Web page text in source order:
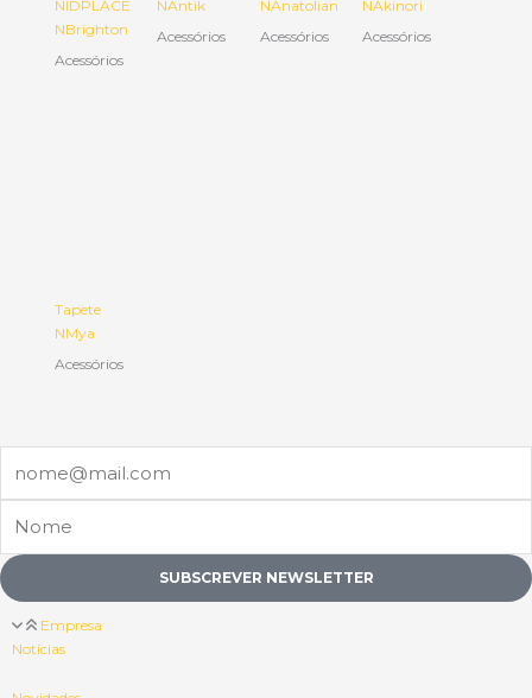
NIDPLACE
NBrighton
Acessórios
NAntik
Acessórios
NAnatolian
Acessórios
NAkinori
Acessórios
Tapete
NMya
Acessórios
SUBSCREVER NEWSLETTER
Empresa
Notícias